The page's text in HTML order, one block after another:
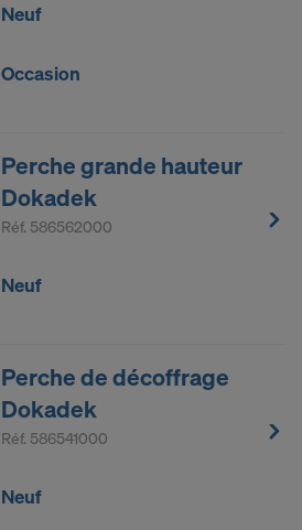
Neuf
Occasion
Perche grande hauteur
Dokadek
Réf. 586562000
Neuf
Perche de décoffrage
Dokadek
Réf. 586541000
Neuf